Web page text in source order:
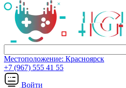
Местоположение: Красноярск
+7 (967) 555 41 55
Войти